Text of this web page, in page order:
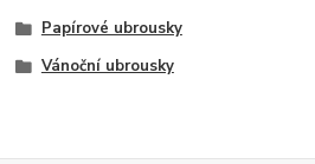
Papírové ubrousky
Vánoční ubrousky